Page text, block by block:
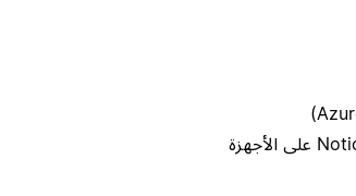
تراخيص Intune لجميع أعضاء مساحة العمل الذين سيستخدمون Notion على الأجهزة